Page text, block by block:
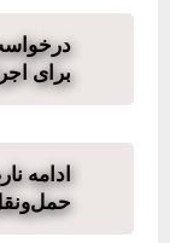
برای
ادامه